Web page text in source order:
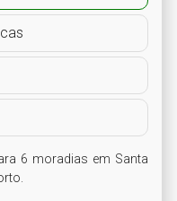
6 moradias em Santa